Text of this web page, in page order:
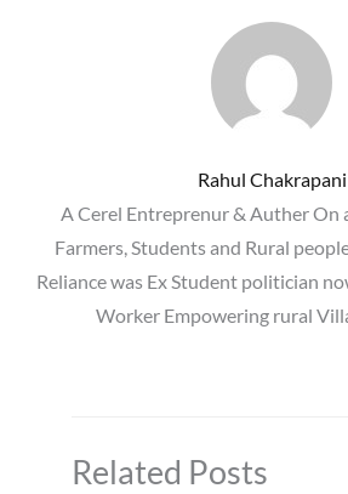
Rahul Chakrapani
A Cerel Entreprenur & Auther On
Farmers, Students and Rural
Reliance was Ex Student politician
Worker Empowering rural
Related Posts